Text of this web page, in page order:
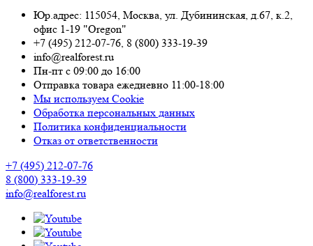
Юр.адрес: 115054, Москва, ул. Дубининская, д.67, к.2,
офис 1-19 "Oregon"
+7 (495) 212-07-76, 8 (800) 333-19-39
info@realforest.ru
Пн-пт с 09:00 до 16:00
Отправка товара ежедневно 11:00-18:00
Мы используем Cookie
Обработка персональных данных
Политика конфиденциальности
Отказ от ответственности
+7 (495) 212-07-76
8 (800) 333-19-39
info@realforest.ru